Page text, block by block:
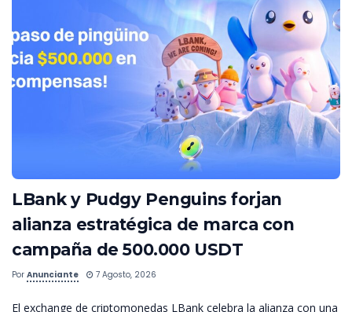
LBank y Pudgy Penguins forjan
alianza estratégica de marca con
campaña de 500.000 USDT
Por Anunciante 7 Agosto, 2026
El exchange de criptomonedas LBank celebra la alianza con una